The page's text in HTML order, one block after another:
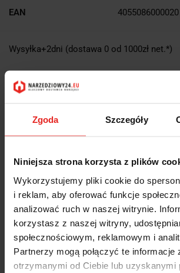
Zgoda Szczegóły
Niniejsza strona korzysta z plików
Wykorzystujemy pliki cookie do
i reklam, aby oferować funkcje
analizować ruch w naszej witrynie.
korzystasz z naszej witryny,
społecznościowym, reklamowym i
Partnerzy mogą połączyć te informacje
otrzymanymi od Ciebie lub uzyskanymi
EAN 4055086000020
Wysyłka+2dni (dostawa 0 od 1000zł net.*)
INFORMACJE
OPINIE I
Kątomierz uniwersalny z odczytem cyfrowym
350 Forum:
elektroniczny pomiar kąta z
wyświetlacz w systemie dziesiętnym 0,01